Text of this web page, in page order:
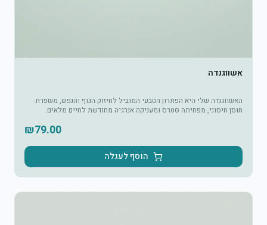
אשווגנדה
האשווגנדה שלי היא הפתרון הטבעי המוביל לחיזוק הגוף והנפש, משפרת
חוסן חיסוני, מפחיתה סטרס ומעניקה אנרגיה מחודשת לחיים מלאים.
₪79.00
הוסף לעגלה